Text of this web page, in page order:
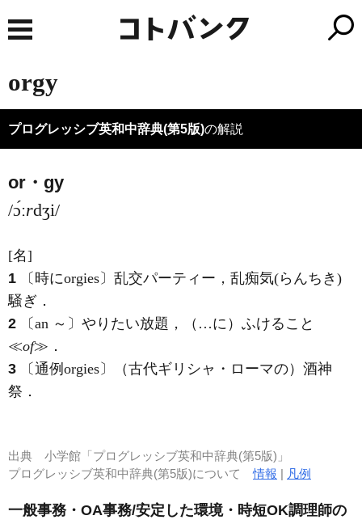
orgy
プログレッシブ英和中辞典(第5版)の解説
or・gy
/ɔ́ːrdʒi/
[名]
1 〔時にorgies〕乱交パーティー，乱痴気(らんちき)
騒ぎ ．
2 〔an ～〕やりたい放題，（…に）ふけること
≪of≫ ．
3 〔通例orgies〕（古代ギリシャ・ローマの）酒神
祭 ．
出典 小学館「プログレッシブ英和中辞典(第5版)」
プログレッシブ英和中辞典(第5版)について情報 | 凡例
一般事務・OA事務/安定した環境・時短OK調理師の